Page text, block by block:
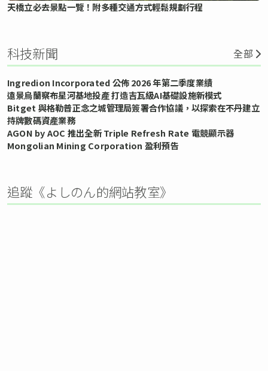
天橋立必去景點一覽！附多種交通方式輕鬆規劃行程
科技新聞 全部
Ingredion Incorporated 公佈 2026 年第二季度業績
遠景烏蘭察布星河基地投產 打造吉瓦級AI基礎設施新模式
Bitget 與格勒普正念之城管理局簽署合作協議，以探索在不丹建立
持牌數碼資產業務
AGON by AOC 推出全新 Triple Refresh Rate 電競顯示器
Mongolian Mining Corporation 盈利預告
追蹤《よしのん的網站教室》